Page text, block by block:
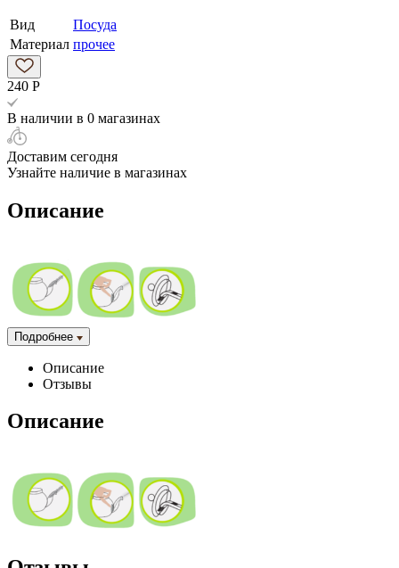
Вид
Посуда
Материал прочее
240 Р
В наличии в 0 магазинах
Доставим сегодня
Узнайте наличие в магазинах
Описание
Подробнее
Описание
Отзывы
Описание